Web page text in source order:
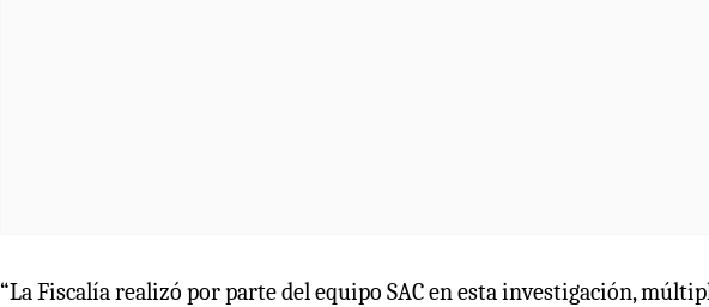
“La Fiscalía realizó por parte del equipo SAC en esta investigación,